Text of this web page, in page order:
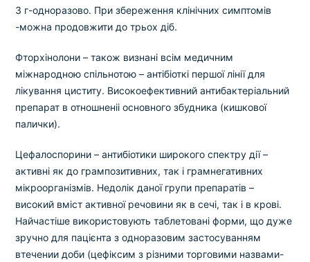
3 г-одноразово. При збереження клінічних симптомів
-можна продовжити до трьох діб.
Фторхінолони – також визнані всім медичним
міжнародною спільнотою – антібіоткі першої лінії для
лікування циститу. Високоефективний антибактеріальний
препарат в отношненіі основного збудника (кишкової
палички).
Цефалоспорини – антибіотики широкого спектру дії –
активні як до грампозитивних, так і грамнегативних
мікроорганізмів. Недолік даної групи препаратів –
високий вміст активної речовини як в сечі, так і в крові.
Найчастіше використовують таблетовані форми, що дуже
зручно для пацієнта з одноразовим застосуванням
втечении доби (цефіксим з різними торговими назвами-